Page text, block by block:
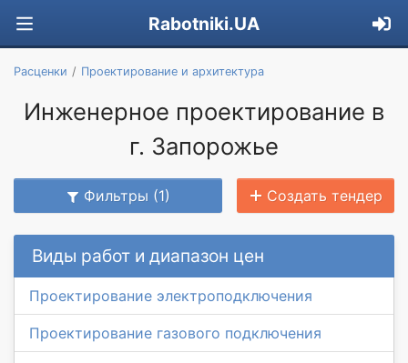
Rabotniki.UA
Расценки Проектирование и архитектура
Инженерное проектирование в
г. Запорожье
Фильтры (1) Создать тендер
Виды работ и диапазон цен
Проектирование электроподключения
Проектирование газового подключения